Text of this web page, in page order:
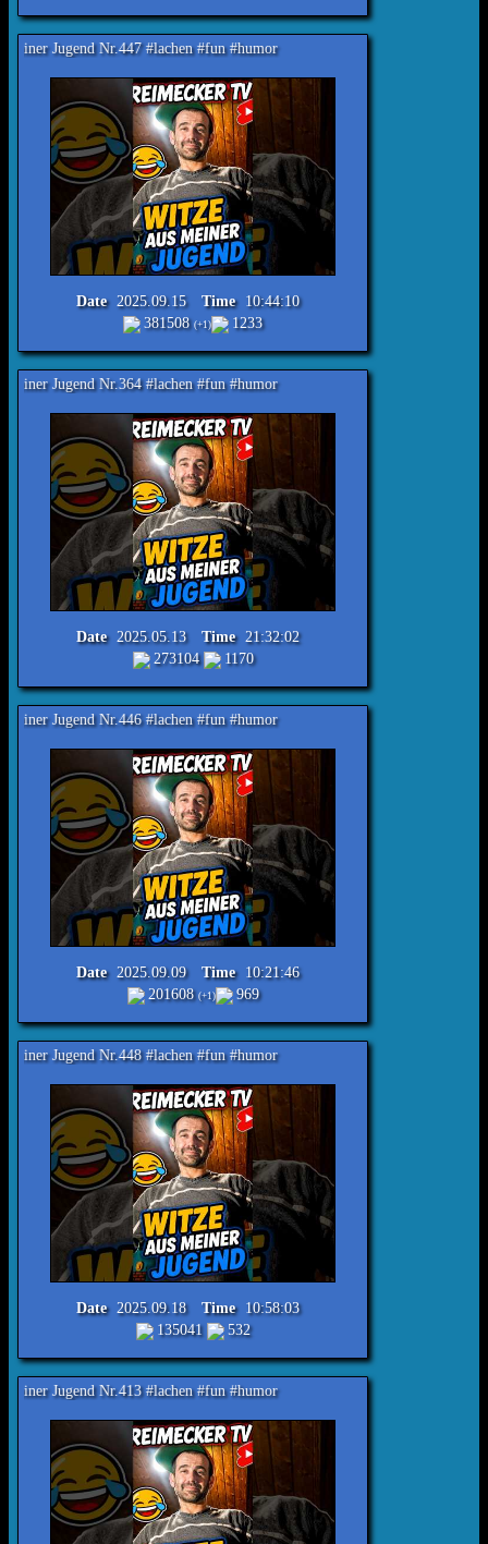
#lachen #fun #humor
Date 2025.09.15 Time 10:44:10
381508(+1) 1233
#lachen #fun #humor
Date 2025.05.13 Time 21:32:02
273104
1170
#lachen #fun #humor
Date 2025.09.09 Time 10:21:46
201608(+1) 969
#lachen #fun #humor
Date 2025.09.18 Time 10:58:03
135041
532
#lachen #fun #humor